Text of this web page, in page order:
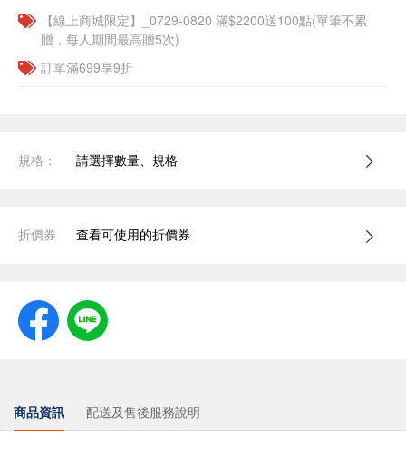
【線上商城限定】_0729-0820 滿$2200送100點(單筆不累
贈，每人期間最高贈5次)
訂單滿699享9折
規格： 請選擇數量、規格
折價券 查看可使用的折價券
商品資訊 配送及售後服務說明